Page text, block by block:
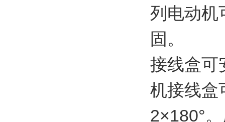
列电动机
固。
接线盒可
机接线盒
2×180°